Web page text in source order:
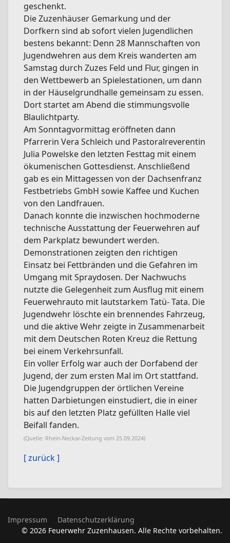
geschenkt.
Die Zuzenhäuser Gemarkung und der
Dorfkern sind ab sofort vielen Jugendlichen
bestens bekannt: Denn 28 Mannschaften von
Jugendwehren aus dem Kreis wanderten am
Samstag durch Zuzes Feld und Flur, gingen in
den Wettbewerb an Spielestationen, um dann
in der Häuselgrundhalle gemeinsam zu essen.
Dort startet am Abend die stimmungsvolle
Blaulichtparty.
Am Sonntagvormittag eröffneten dann
Pfarrerin Vera Schleich und Pastoralreverentin
Julia Powelske den letzten Festtag mit einem
ökumenischen Gottesdienst. Anschließend
gab es ein Mittagessen von der Dachsenfranz
Festbetriebs GmbH sowie Kaffee und Kuchen
von den Landfrauen.
Danach konnte die inzwischen hochmoderne
technische Ausstattung der Feuerwehren auf
dem Parkplatz bewundert werden.
Demonstrationen zeigten den richtigen
Einsatz bei Fettbränden und die Gefahren im
Umgang mit Spraydosen. Der Nachwuchs
nutzte die Gelegenheit zum Ausflug mit einem
Feuerwehrauto mit lautstarkem Tatü- Tata. Die
Jugendwehr löschte ein brennendes Fahrzeug,
und die aktive Wehr zeigte in Zusammenarbeit
mit dem Deutschen Roten Kreuz die Rettung
bei einem Verkehrsunfall.
Ein voller Erfolg war auch der Dorfabend der
Jugend, der zum ersten Mal im Ort stattfand.
Die Jugendgruppen der örtlichen Vereine
hatten Darbietungen einstudiert, die in einer
bis auf den letzten Platz gefüllten Halle viel
Beifall fanden.
(Quelle: Rhein-Neckar-Zeitung vom 25.09.2024)
[ zurück ]
Impressum
Datenschutzerklärung
© 2026 Feuerwehr Zuzenhausen. Alle Rechte vorbehalten.